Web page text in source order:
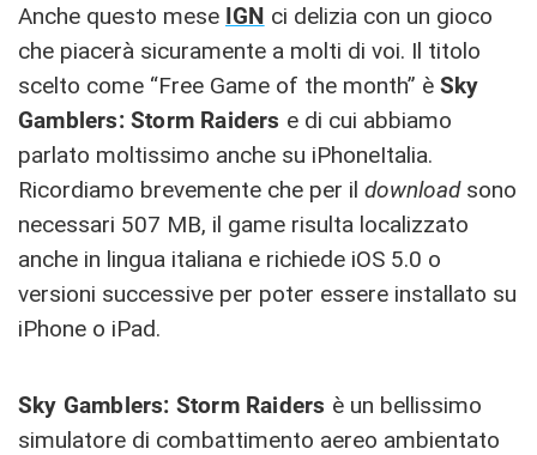
Anche questo mese IGN ci delizia con un gioco
che piacerà sicuramente a molti di voi. Il titolo
scelto come “Free Game of the month” è Sky
Gamblers: Storm Raiders e di cui abbiamo
parlato moltissimo anche su iPhoneItalia.
Ricordiamo brevemente che per il downloadsono
necessari 507 MB, il game risulta localizzato
anche in lingua italiana e richiede iOS 5.0 o
versioni successive per poter essere installato su
iPhone o iPad.
Sky Gamblers: Storm Raiders è un bellissimo
simulatore di combattimento aereo ambientato